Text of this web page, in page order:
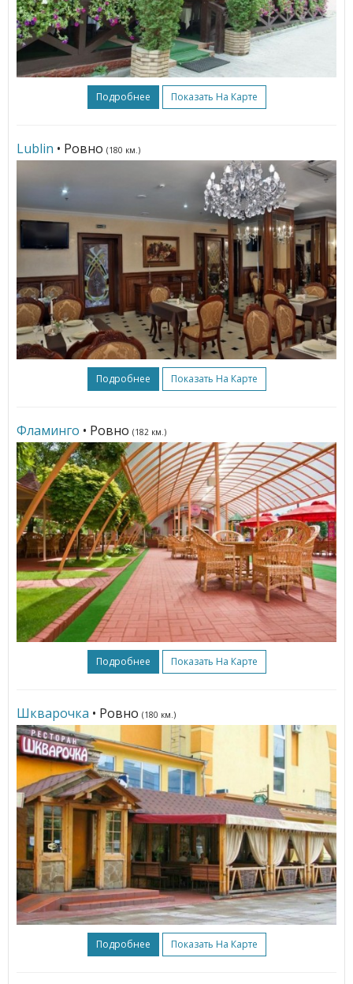
Подробнее Показать На Карте
Lublin • Ровно (180 км.)
Подробнее Показать На Карте
Фламинго • Ровно (182 км.)
Подробнее Показать На Карте
Шкварочка • Ровно (180 км.)
Подробнее Показать На Карте